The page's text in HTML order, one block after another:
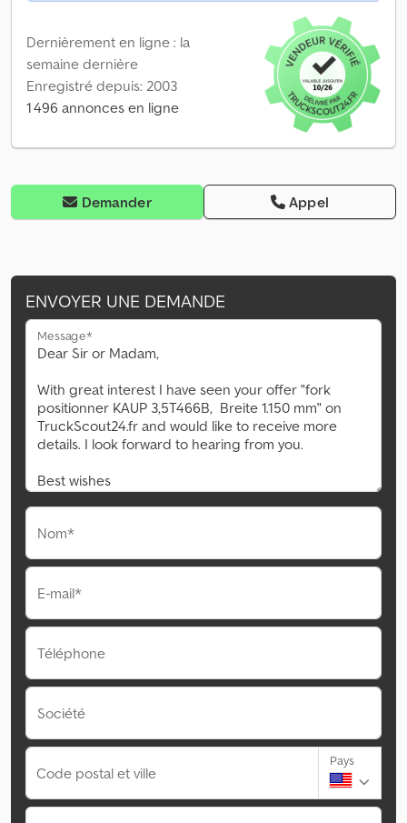
Dernièrement en ligne : la
semaine dernière
Enregistré depuis: 2003
1 496 annonces en ligne
Demander Appel
ENVOYER UNE DEMANDE
Message*
Nom*
E-mail*
Téléphone
Société
Code postal et ville
Pays